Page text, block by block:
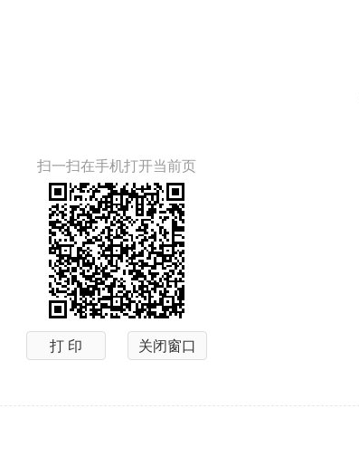
扫一扫在手机打开当前页
打 印 关闭窗口